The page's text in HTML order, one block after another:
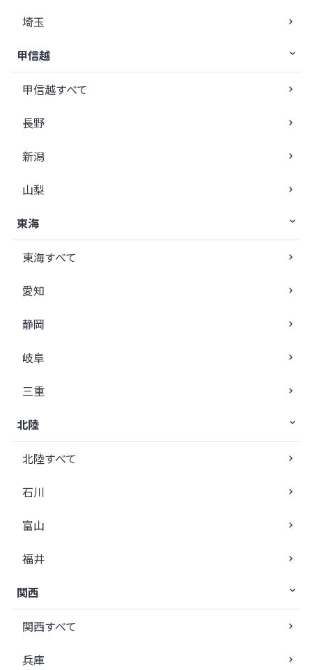
埼玉
甲信越
甲信越すべて
長野
新潟
山梨
東海
東海すべて
愛知
静岡
岐阜
三重
北陸
北陸すべて
石川
富山
福井
関西
関西すべて
兵庫